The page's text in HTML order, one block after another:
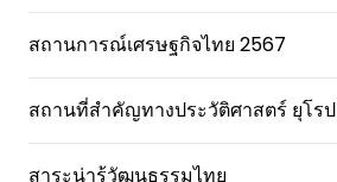
สถานการณ์เศรษฐกิจไทย 2567
สถานที่สําคัญทางประวัติศาสตร์ ยุโรป
สาระน่ารู้วัฒนธรรมไทย